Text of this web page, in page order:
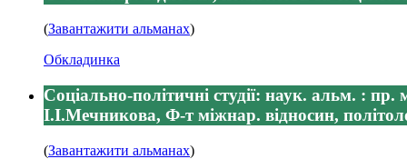
(Завантажити альманах)
Обкладинка
Соціально-політичні студії: наук. альм. :
І.І.Мечникова, Ф-т міжнар. відносин,
(Завантажити альманах)